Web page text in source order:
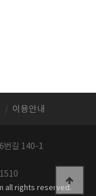
이용안내
번길 140-1
all rights reserved.